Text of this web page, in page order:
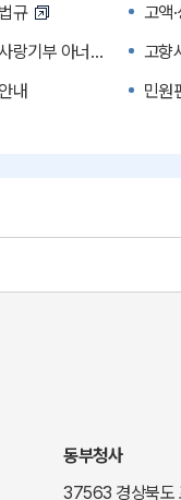
규
고액·
기부 아너스 클럽
고향
내
민원
종합지원센터
부동
e맛(음식정보)
도립
동부청사
37563 경상북도